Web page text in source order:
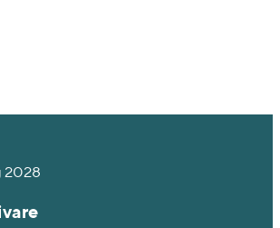
2028